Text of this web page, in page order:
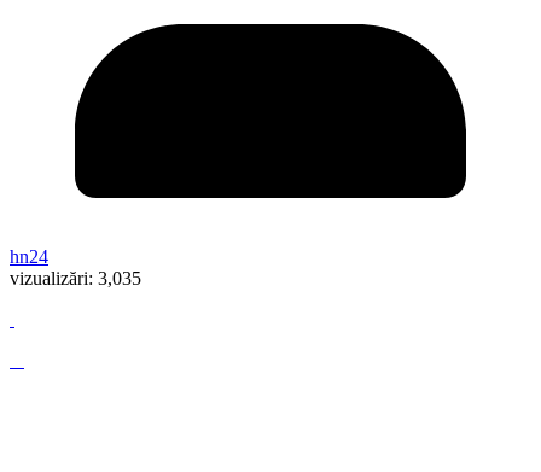
hn24
vizualizări: 3,035